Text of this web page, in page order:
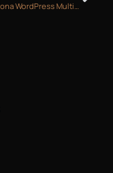
Cómo funciona WordPress Multisite